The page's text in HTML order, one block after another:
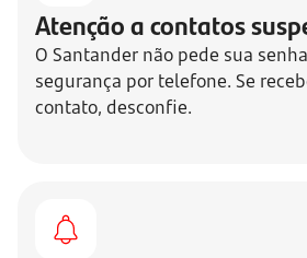
Atenção a contatos
O Santander não pede sua
segurança por telefone. Se
contato, desconfie.